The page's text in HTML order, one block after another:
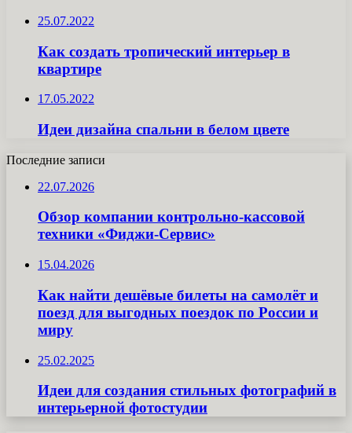
25.07.2022
Как создать тропический интерьер в
квартире
17.05.2022
Идеи дизайна спальни в белом цвете
Последние записи
22.07.2026
Обзор компании контрольно-кассовой
техники «Фиджи-Сервис»
15.04.2026
Как найти дешёвые билеты на самолёт и
поезд для выгодных поездок по России и
миру
25.02.2025
Идеи для создания стильных фотографий в
интерьерной фотостудии